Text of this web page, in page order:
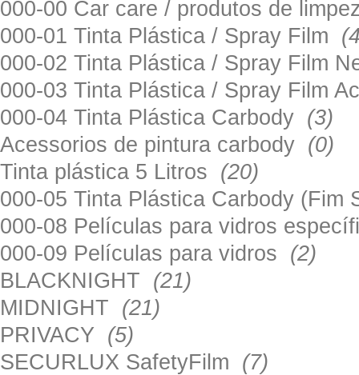
000-00 Car care / produtos de
000-01 Tinta Plástica / Spray Film
000-02 Tinta Plástica / Spray Film
000-03 Tinta Plástica / Spray Film
000-04 Tinta Plástica Carbody (3)
Acessorios de pintura carbody (0)
Tinta plástica 5 Litros (20)
000-05 Tinta Plástica Carbody
000-08 Películas para vidros
000-09 Películas para vidros (2)
BLACKNIGHT (21)
MIDNIGHT (21)
PRIVACY (5)
SECURLUX SafetyFilm (7)